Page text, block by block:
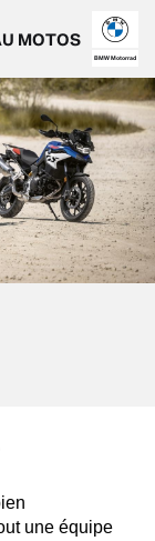
MOTOS
BMW Motorrad
une équipe